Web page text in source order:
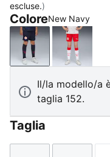
escluse.)
ColoreNew Navy
New NavyPUMA
Il/la modello/a
taglia 152.
Taglia